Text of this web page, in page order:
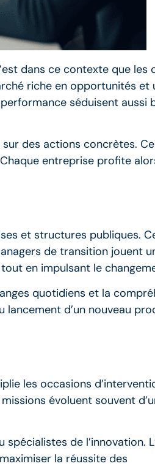
dans ce contexte que les
riche en opportunités et
séduisent aussi
des actions concrètes.
entreprise profite
et structures publiques.
de transition jouent
en impulsant le
quotidiens et la
d’un nouveau
les occasions
évoluent souvent
de l’innovation.
la réussite des